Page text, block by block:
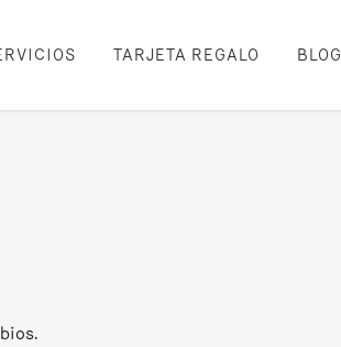
TARJETA REGALO BLOG